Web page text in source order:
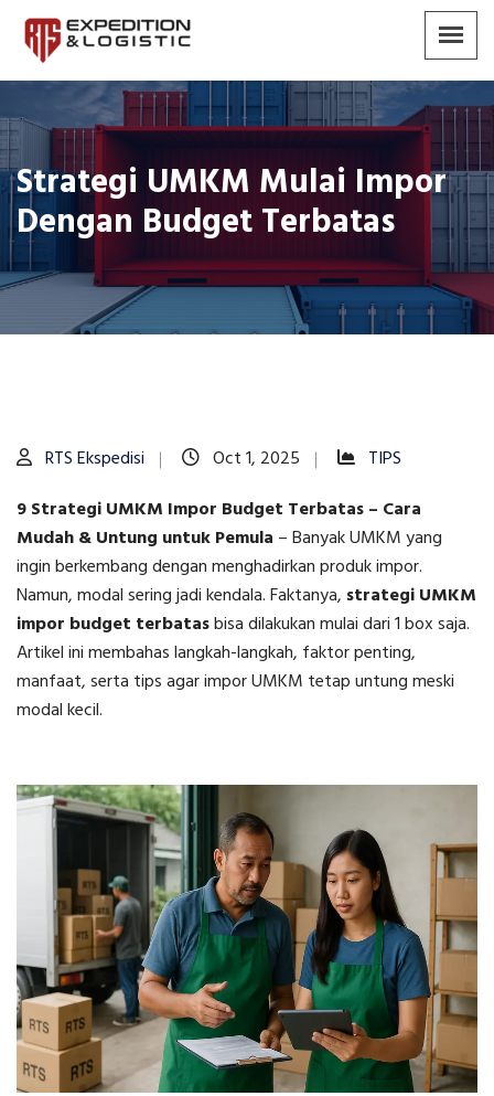
Strategi UMKM Mulai Impor
Dengan Budget Terbatas
RTS Ekspedisi Oct 1, 2025
TIPS
9 Strategi UMKM Impor Budget Terbatas – Cara
Mudah & Untung untuk Pemula –Banyak UMKM yang
ingin berkembang dengan menghadirkan produk impor.
Namun, modal sering jadi kendala. Faktanya, strategi UMKM
impor budget terbatasbisa dilakukan mulai dari 1 box saja.
Artikel ini membahas langkah-langkah, faktor penting,
manfaat, serta tips agar impor UMKM tetap untung meski
modal kecil.